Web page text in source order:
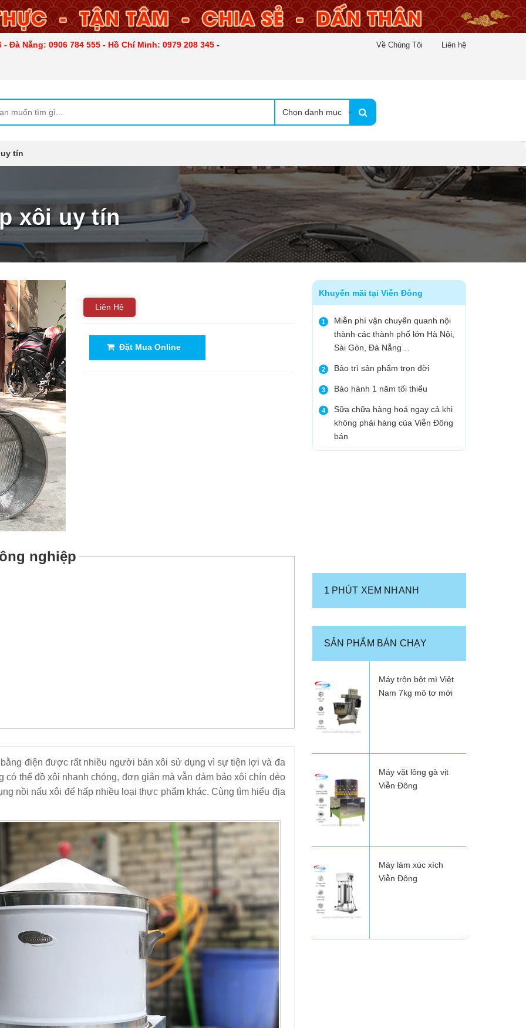
Đà Nẵng: 0906 784 555 - Hồ Chí Minh: 0979 208 345 - Về Chúng Tôi Liên hệ
Chọn danh mục
tín
xôi uy tín
Liên Hệ
Đặt Mua Online
Khuyến mãi tại Viễn Đông
1
Miễn phí vận chuyển quanh nội
thành các thành phố lớn Hà Nội,
Sài Gòn, Đà Nẵng…
2 Bảo trì sản phẩm trọn đời
3 Bảo hành 1 năm tối thiểu
4
Sữa chữa hàng hoá ngay cả khi
không phải hàng của Viễn Đông
bán
nghiệp
điện được rất nhiều người bán xôi sử dụng vì sự tiện lợi và đa
thể đồ xôi nhanh chóng, đơn giản mà vẫn đảm bảo xôi chín dẻo
nồi nấu xôi để hấp nhiều loại thực phẩm khác. Cùng tìm hiểu địa
1 PHÚT XEM NHANH
SẢN PHẨM BÁN CHẠY
Máy trộn bột mì Việt
Nam 7kg mô tơ mới
Máy vặt lông gà vịt
Viễn Đông
Máy làm xúc xích
Viễn Đông